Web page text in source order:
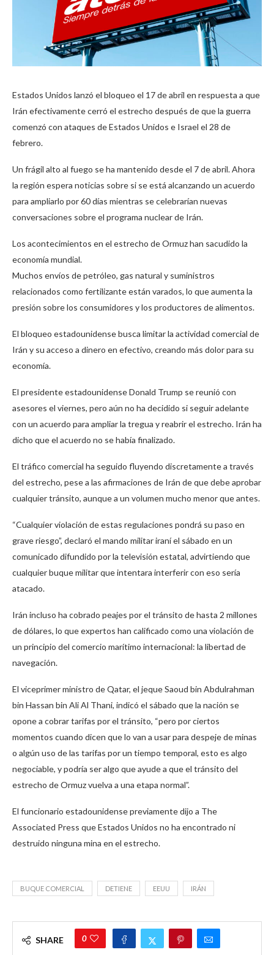
Estados Unidos lanzó el bloqueo el 17 de abril en respuesta a que
Irán efectivamente cerró el estrecho después de que la guerra
comenzó con ataques de Estados Unidos e Israel el 28 de
febrero.
Un frágil alto al fuego se ha mantenido desde el 7 de abril. Ahora
la región espera noticias sobre si se está alcanzando un acuerdo
para ampliarlo por 60 días mientras se celebrarían nuevas
conversaciones sobre el programa nuclear de Irán.
Los acontecimientos en el estrecho de Ormuz han sacudido la
economía mundial.
Muchos envíos de petróleo, gas natural y suministros
relacionados como fertilizante están varados, lo que aumenta la
presión sobre los consumidores y los productores de alimentos.
El bloqueo estadounidense busca limitar la actividad comercial de
Irán y su acceso a dinero en efectivo, creando más dolor para su
economía.
El presidente estadounidense Donald Trump se reunió con
asesores el viernes, pero aún no ha decidido si seguir adelante
con un acuerdo para ampliar la tregua y reabrir el estrecho. Irán ha
dicho que el acuerdo no se había finalizado.
El tráfico comercial ha seguido fluyendo discretamente a través
del estrecho, pese a las afirmaciones de Irán de que debe aprobar
cualquier tránsito, aunque a un volumen mucho menor que antes.
“Cualquier violación de estas regulaciones pondrá su paso en
grave riesgo”, declaró el mando militar iraní el sábado en un
comunicado difundido por la televisión estatal, advirtiendo que
cualquier buque militar que intentara interferir con eso sería
atacado.
Irán incluso ha cobrado peajes por el tránsito de hasta 2 millones
de dólares, lo que expertos han calificado como una violación de
un principio del comercio marítimo internacional: la libertad de
navegación.
El viceprimer ministro de Qatar, el jeque Saoud bin Abdulrahman
bin Hassan bin Ali Al Thani, indicó el sábado que la nación se
opone a cobrar tarifas por el tránsito, “pero por ciertos
momentos cuando dicen que lo van a usar para despeje de minas
o algún uso de las tarifas por un tiempo temporal, esto es algo
negociable, y podría ser algo que ayude a que el tránsito del
estrecho de Ormuz vuelva a una etapa normal”.
El funcionario estadounidense previamente dijo a The
Associated Press que Estados Unidos no ha encontrado ni
destruido ninguna mina en el estrecho.
BUQUE COMERCIAL DETIENE EEUU IRÁN
SHARE 0